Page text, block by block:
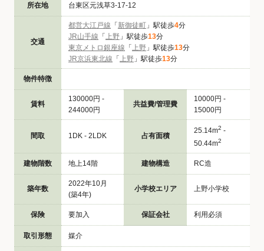
所在地 台東区元浅草3-17-12
交通
都営大江戸線 「 新御徒町 」駅徒歩4分
JR山手線 「 上野 」駅徒歩13分
東京メトロ銀座線 「 上野 」駅徒歩13分
JR京浜東北線 「 上野 」駅徒歩13分
物件特徴
賃料
130000円 -
244000円
共益費/管理費
10000円 -
15000円
間取 1DK - 2LDK 占有面積
25.14m2 -
50.44m2
建物階数 地上14階 建物構造 RC造
築年数
2022年10月
(築4年)
小学校エリア 上野小学校
保険 要加入 保証会社 利用必須
取引形態 媒介